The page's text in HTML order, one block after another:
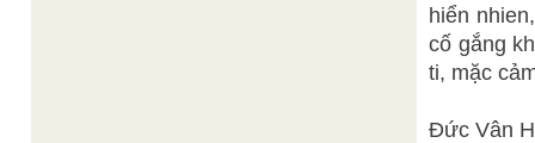
hiển
cố gắng
ti, mặc
Đức Vân